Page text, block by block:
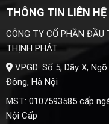
THÔNG TIN LIÊN HỆ
CÔNG TY CỔ PHẦN
THỊNH PHÁT
VPGD: Số 5, Dãy X,
Đông, Hà Nội
MST: 0107593585 cấp
Nội Cấp